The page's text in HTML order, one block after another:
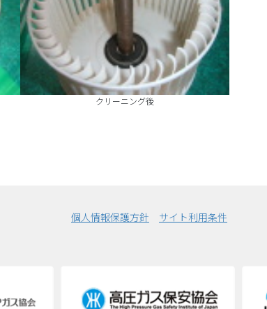
クリーニング後
個人情報保護方針 サイト利用条件